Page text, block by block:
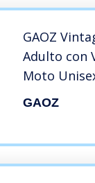
GAOZ
Adulto con
Moto
Ciclomotori
GAOZ